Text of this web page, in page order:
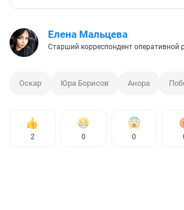
Елена Мальцева
Старший корреспондент оперативной
Оскар Юра Борисов Анора
2 0 0